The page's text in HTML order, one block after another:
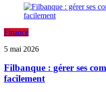
Finance
5 mai 2026
Filbanque : gérer ses
facilement